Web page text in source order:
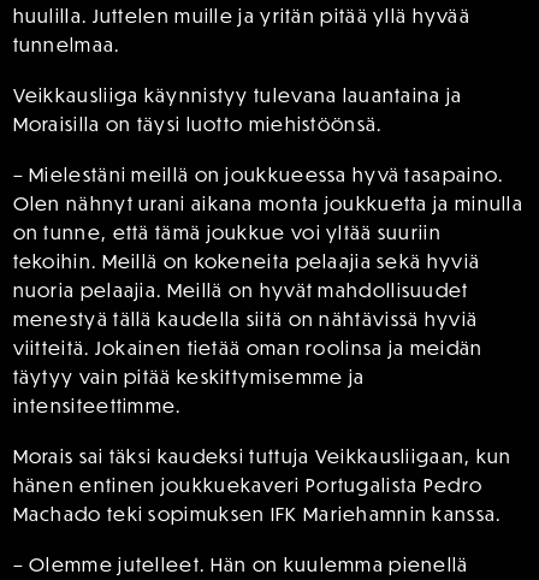
huulilla. Juttelen muille ja yritän pitää yllä hyvää
tunnelmaa.
Veikkausliiga käynnistyy tulevana lauantaina ja
Moraisilla on täysi luotto miehistöönsä.
– Mielestäni meillä on joukkueessa hyvä tasapaino.
Olen nähnyt urani aikana monta joukkuetta ja minulla
on tunne, että tämä joukkue voi yltää suuriin
tekoihin. Meillä on kokeneita pelaajia sekä hyviä
nuoria pelaajia. Meillä on hyvät mahdollisuudet
menestyä tällä kaudella siitä on nähtävissä hyviä
viitteitä. Jokainen tietää oman roolinsa ja meidän
täytyy vain pitää keskittymisemme ja
intensiteettimme.
Morais sai täksi kaudeksi tuttuja Veikkausliigaan, kun
hänen entinen joukkuekaveri Portugalista Pedro
Machado teki sopimuksen IFK Mariehamnin kanssa.
– Olemme jutelleet. Hän on kuulemma pienellä